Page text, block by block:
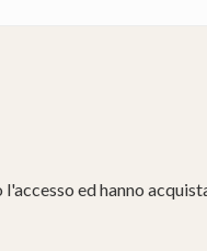
ed hanno